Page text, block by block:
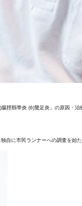
靱帯炎 (6)鵞足炎」の原因・治
に市民ランナーへの調査を始